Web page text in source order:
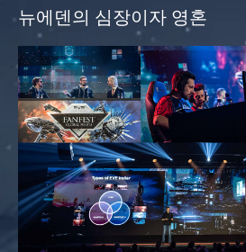
뉴에덴의 심장이자 영혼